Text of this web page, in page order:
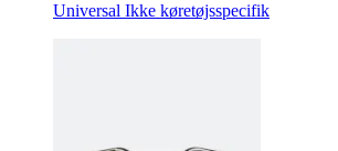
Universal Ikke køretøjsspecifik